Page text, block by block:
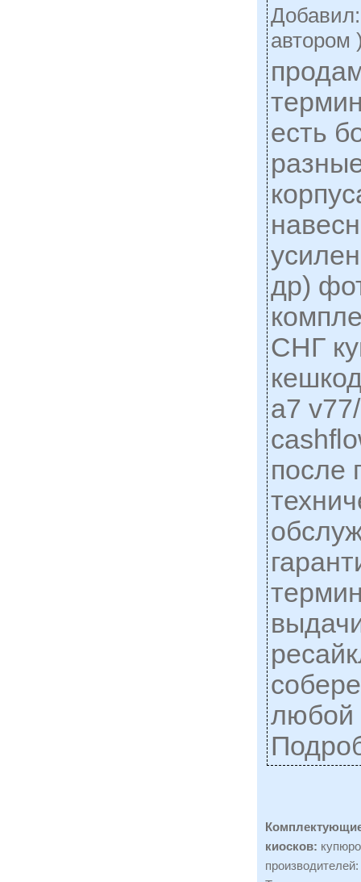
автором
есть
др)
СНГ
a7
после
любой
киосков: